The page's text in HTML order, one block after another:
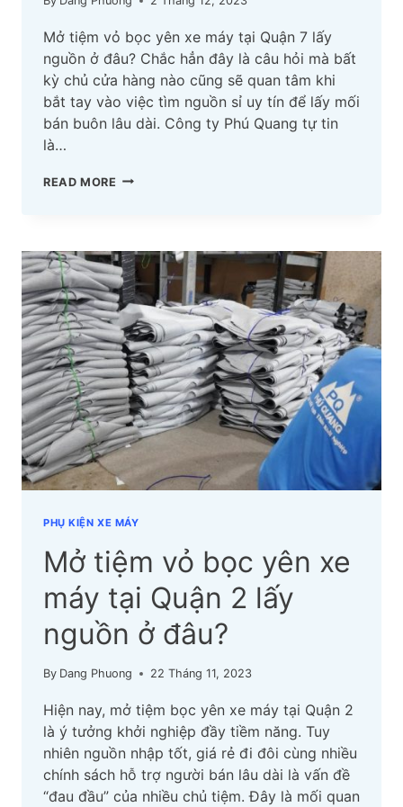
Mở tiệm vỏ bọc yên xe máy tại Quận 7 lấy
nguồn ở đâu? Chắc hẳn đây là câu hỏi mà bất
kỳ chủ cửa hàng nào cũng sẽ quan tâm khi
bắt tay vào việc tìm nguồn sỉ uy tín để lấy mối
bán buôn lâu dài. Công ty Phú Quang tự tin
là…
READ MORE MỞ
YÊN
XE
MÁY
TẠI
QUẬN
7
LẤY
NGUỒN
Ở
PHỤ KIỆN XE MÁY
Mở tiệm vỏ bọc yên xe
máy tại Quận 2 lấy
nguồn ở đâu?
By Dang Phuong 22 Tháng 11, 2023
Hiện nay, mở tiệm bọc yên xe máy tại Quận 2
là ý tưởng khởi nghiệp đầy tiềm năng. Tuy
nhiên nguồn nhập tốt, giá rẻ đi đôi cùng nhiều
chính sách hỗ trợ người bán lâu dài là vấn đề
“đau đầu” của nhiều chủ tiệm. Đây là mối quan